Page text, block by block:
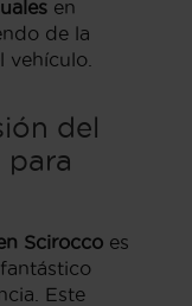
en
de la
vehículo.
del
para
Scirocco es
Este